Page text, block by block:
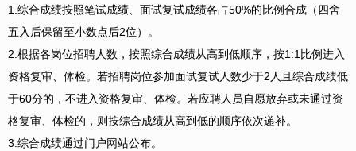
1.综合成绩按照笔试成绩、面试复试成绩各占50%的比例合成（四舍
五入后保留至小数点后2位）。
2.根据各岗位招聘人数，按照综合成绩从高到低顺序，按1:1比例进入
资格复审、体检。若招聘岗位参加面试复试人数少于2人且综合成绩低
于60分的，不进入资格复审、体检。若应聘人员自愿放弃或未通过资
格复审、体检的，则按综合成绩从高到低的顺序依次递补。
3.综合成绩通过门户网站公布。